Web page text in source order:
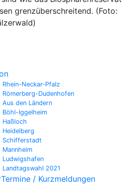
grenzüberschreitend. (Foto:
Rhein-Neckar-Pfalz
Römerberg-Dudenhofen
Aus den Ländern
Böhl-Iggelheim
Haßloch
Heidelberg
Schifferstadt
Mannheim
Ludwigshafen
Landtagswahl 2021
Termine / Kurzmeldungen